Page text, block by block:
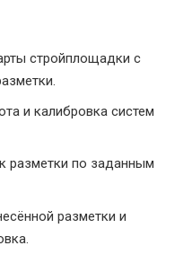
стройплощадки с
и калибровка систем
разметки по заданным
разметки и